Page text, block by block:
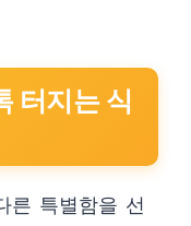
터지는 식
른 특별함을 선